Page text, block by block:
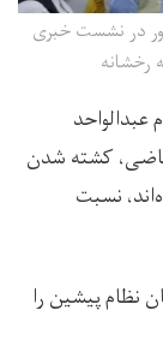
در نشست خبری
رخشانه
کشته شدن
نسبت
نظام پیشین را